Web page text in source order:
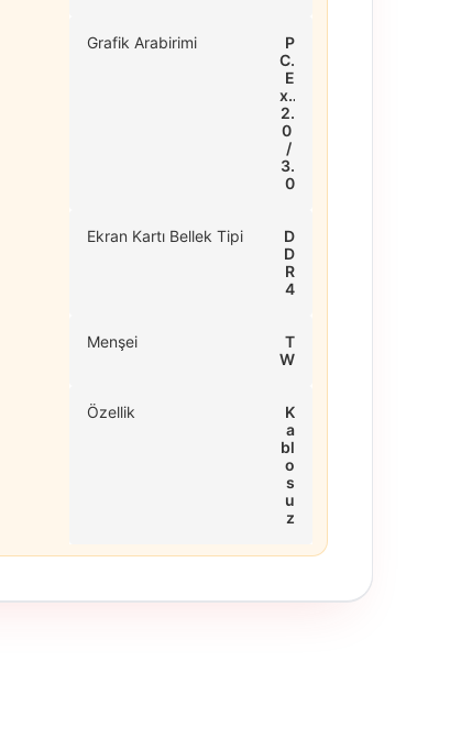
Grafik Arabirimi
P
CI
E
x.
2.
0
/
3.
0
Ekran Kartı Bellek Tipi
D
D
R
4
Menşei
T
W
Özellik
K
a
bl
o
s
u
z